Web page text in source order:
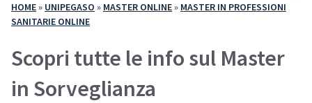
HOME» UNIPEGASO » MASTER ONLINE» MASTER IN PROFESSIONI
SANITARIE ONLINE
Scopri tutte le info sul Master
in Sorveglianza